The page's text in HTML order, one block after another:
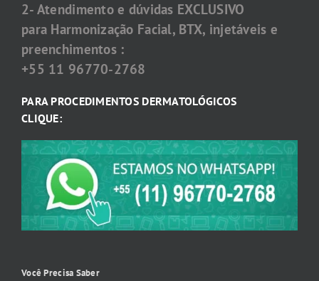
2- Atendimento e dúvidas EXCLUSIVO
para Harmonização Facial, BTX, injetáveis e
preenchimentos :
+55 11 96770-2768
PARA PROCEDIMENTOS DERMATOLÓGICOS
CLIQUE:
Você Precisa Saber